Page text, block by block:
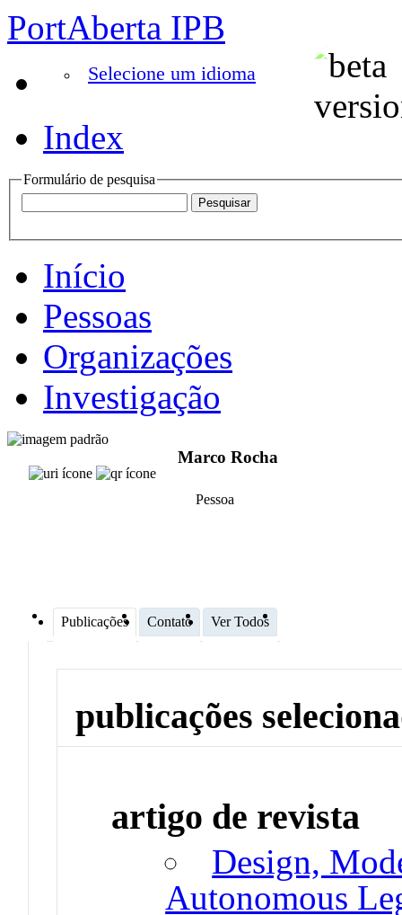
PortAberta IPB
Selecione um idioma
Index
Formulário de pesquisa
Início
Pessoas
Organizações
Investigação
Marco Rocha
Pessoa
Publicações Contato Ver Todos
publicações
artigo de revista
Design,
Autonomous